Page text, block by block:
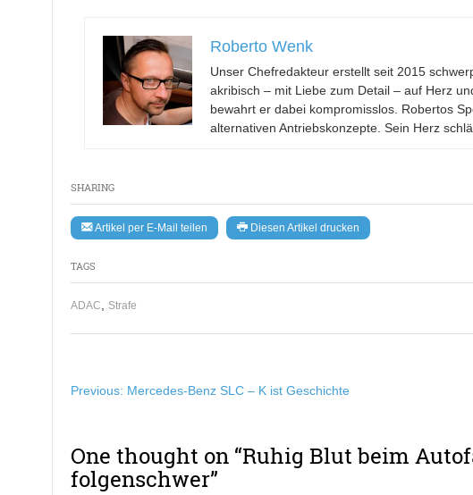
SHARING
Artikel per E-Mail teilen Diesen Artikel drucken
TAGS
ADAC, Strafe
Roberto Wenk
Unser Chefredakteur erstellt seit 2015
akribisch – mit Liebe zum Detail – auf Herz
bewahrt er dabei kompromisslos. Robertos
alternativen Antriebskonzepte. Sein Herz
Beitragsnavigation
Previous: Mercedes-Benz SLC – K ist Geschichte
One thought on “Ruhig Blut beim
folgenschwer”